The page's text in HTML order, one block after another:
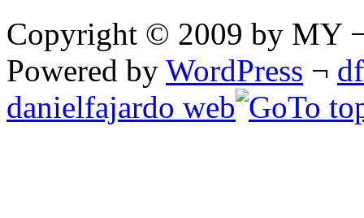
Copyright © 2009 by MY
Powered by WordPress ¬
danielfajardo web